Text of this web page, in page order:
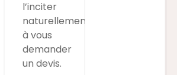
l’inciter
naturellement
à vous
demander
un devis.